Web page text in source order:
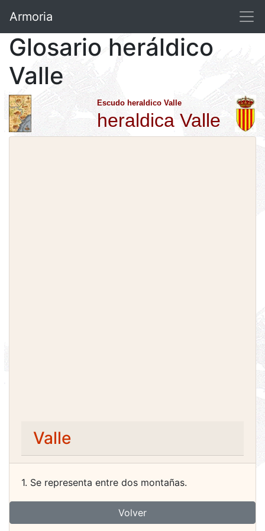
Armoria
Glosario heráldico
Valle
Escudo heraldico Valle
heraldica Valle
Valle
1. Se representa entre dos montañas.
Volver